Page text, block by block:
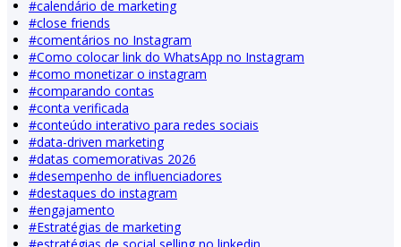
#calendário de marketing
#close friends
#comentários no Instagram
#Como colocar link do WhatsApp no Instagram
#como monetizar o instagram
#comparando contas
#conta verificada
#conteúdo interativo para redes sociais
#data-driven marketing
#datas comemorativas 2026
#desempenho de influenciadores
#destaques do instagram
#engajamento
#Estratégias de marketing